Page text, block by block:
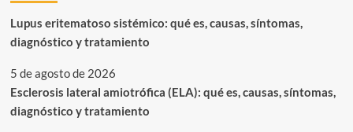
Lupus eritematoso sistémico: qué es, causas, síntomas,
diagnóstico y tratamiento
5 de agosto de 2026
Esclerosis lateral amiotrófica (ELA): qué es, causas, síntomas,
diagnóstico y tratamiento